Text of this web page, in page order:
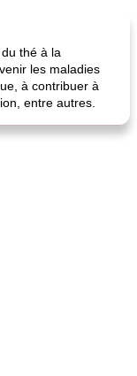
thé à la
les maladies
à contribuer à
entre autres.